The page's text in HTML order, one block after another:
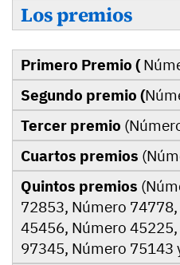
Los premios
Primero Premio (
Segundo premio (
Tercer premio
Cuartos premios
Quintos premios
72853, Número
45456, Número
97345, Número 75143